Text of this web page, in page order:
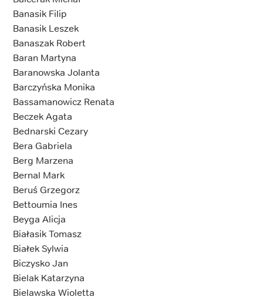
Banasik Filip
Banasik Leszek
Banaszak Robert
Baran Martyna
Baranowska Jolanta
Barczyńska Monika
Bassamanowicz Renata
Beczek Agata
Bednarski Cezary
Bera Gabriela
Berg Marzena
Bernal Mark
Beruś Grzegorz
Bettoumia Ines
Beyga Alicja
Białasik Tomasz
Białek Sylwia
Biczysko Jan
Bielak Katarzyna
Bielawska Wioletta